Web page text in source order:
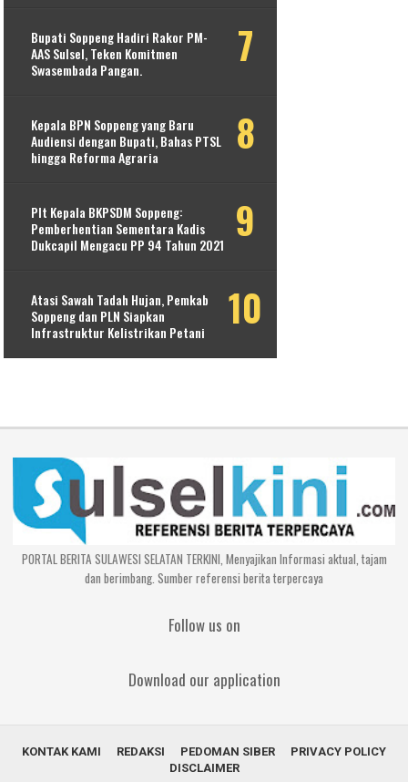
Bupati Soppeng Hadiri Rakor PM-
AAS Sulsel, Teken Komitmen
Swasembada Pangan.
Kepala BPN Soppeng yang Baru
Audiensi dengan Bupati, Bahas PTSL
hingga Reforma Agraria
Plt Kepala BKPSDM Soppeng:
Pemberhentian Sementara Kadis
Dukcapil Mengacu PP 94 Tahun 2021
Atasi Sawah Tadah Hujan, Pemkab
Soppeng dan PLN Siapkan
Infrastruktur Kelistrikan Petani
PORTAL BERITA SULAWESI SELATAN TERKINI, Menyajikan Informasi aktual, tajam
dan berimbang. Sumber referensi berita terpercaya
Follow us on
Download our application
KONTAK KAMI REDAKSI PEDOMAN SIBER
PRIVACY POLICY
DISCLAIMER